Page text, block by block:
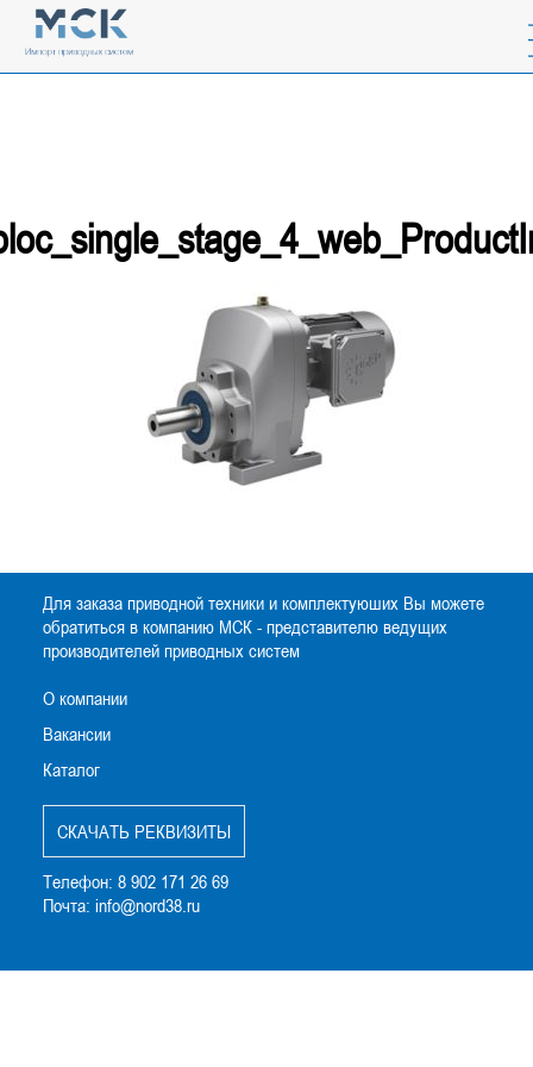
Для заказа приводной техники и комплектуюших Вы можете
обратиться в компанию МСК - представителю ведущих
производителей приводных систем
О компании
Вакансии
Каталог
CКАЧАТЬ РЕКВИЗИТЫ
Телефон: 8 902 171 26 69
Почта: info@nord38.ru